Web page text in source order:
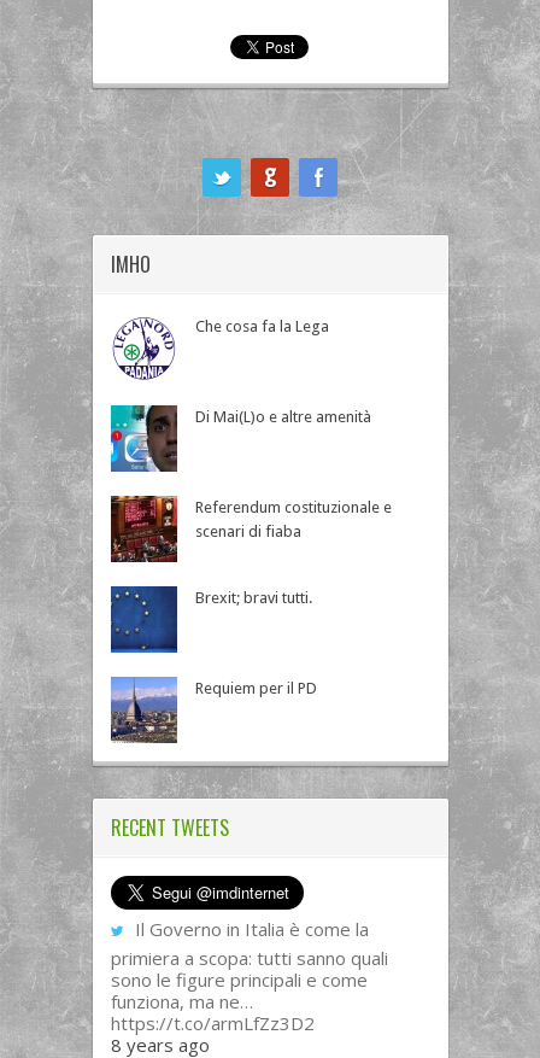
IMHO
Che cosa fa la Lega
Di Mai(L)o e altre amenità
Referendum costituzionale e
scenari di fiaba
Brexit; bravi tutti.
Requiem per il PD
RECENT TWEETS
Il Governo in Italia è come la
primiera a scopa: tutti sanno quali
sono le figure principali e come
funziona, ma ne…
https://t.co/armLfZz3D2
8 years ago